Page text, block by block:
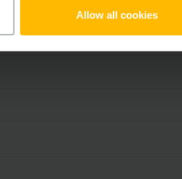
Allow all cookies